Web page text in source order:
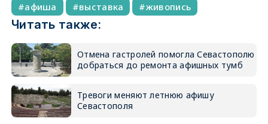
афиша выставка живопись
Читать также:
Отмена гастролей помогла Севастополю
добраться до ремонта афишных тумб
Тревоги меняют летнюю афишу
Севастополя